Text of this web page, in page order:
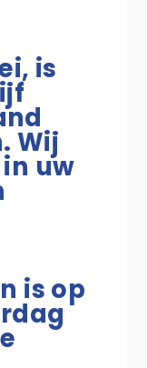
is
Wij
uw
is op